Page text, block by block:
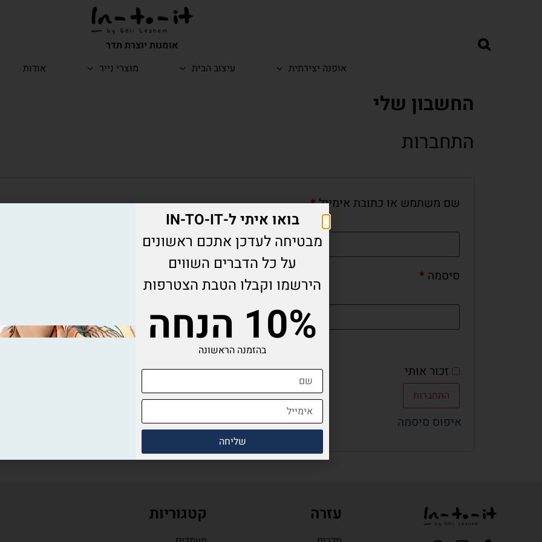
אומנות יוצרת תדר
אופנה יצירתית
עיצוב הבית מוצרי נייר אודות
החשבון שלי
התחברות
שם משתמש או כתובת אימייל*
סיסמה *
זכור אותי
התחברות
איפוס סיסמה
עזרה קטגוריות
בואו איתי ל-IN-TO-IT
מבטיחה לעדכן אתכם ראשונים
על כל הדברים השווים
הירשמו וקבלו הטבת הצטרפות
10% הנחהבהזמנה הראשונה
שליחה